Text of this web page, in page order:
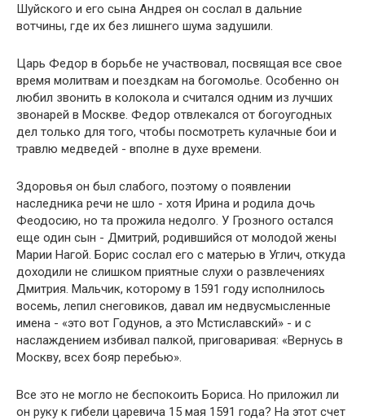
Шуйского и его сына Андрея он сослал в дальние
вотчины, где их без лишнего шума задушили.
Царь Федор в борьбе не участвовал, посвящая все свое
время молитвам и поездкам на богомолье. Особенно он
любил звонить в колокола и считался одним из лучших
звонарей в Москве. Федор отвлекался от богоугодных
дел только для того, чтобы посмотреть кулачные бои и
травлю медведей - вполне в духе времени.
Здоровья он был слабого, поэтому о появлении
наследника речи не шло - хотя Ирина и родила дочь
Феодосию, но та прожила недолго. У Грозного остался
еще один сын - Дмитрий, родившийся от молодой жены
Марии Нагой. Борис сослал его с матерью в Углич, откуда
доходили не слишком приятные слухи о развлечениях
Дмитрия. Мальчик, которому в 1591 году исполнилось
восемь, лепил снеговиков, давал им недвусмысленные
имена - «это вот Годунов, а это Мстиславский» - и с
наслаждением избивал палкой, приговаривая: «Вернусь в
Москву, всех бояр перебью».
Все это не могло не беспокоить Бориса. Но приложил ли
он руку к гибели царевича 15 мая 1591 года? На этот счет